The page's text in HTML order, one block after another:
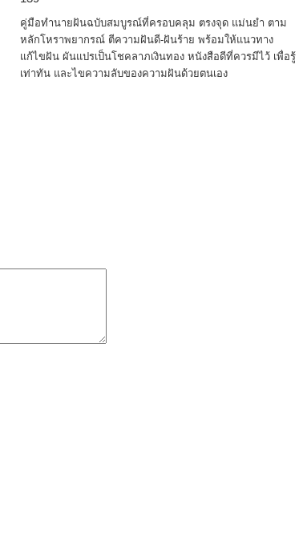
คู่มือทำนายฝันฉบับสมบูรณ์ที่ครอบคลุม ตรงจุด แม่นยำ ตาม
หลักโหราพยากรณ์ ตีความฝันดี-ฝันร้าย พร้อมให้แนวทาง
แก้ไขฝัน ผันแปรเป็นโชคลาภเงินทอง หนังสือดีที่ควรมีไว้ เพื่อรู้
เท่าทัน และไขความลับของความฝันด้วยตนเอง